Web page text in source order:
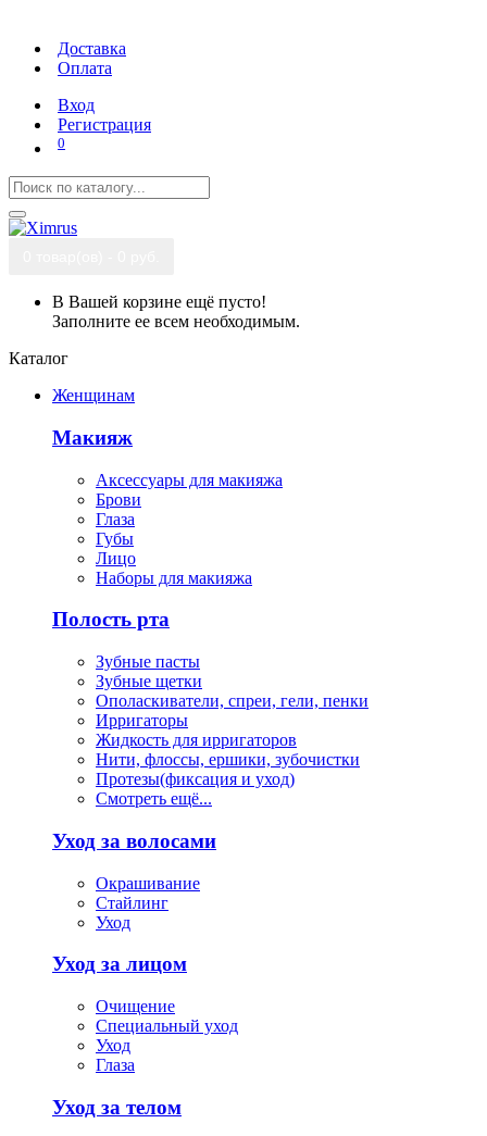
Доставка
Оплата
Вход
Регистрация
0
В Вашей корзине ещё пусто!
Заполните ее всем необходимым.
Каталог
Женщинам
Макияж
Аксессуары для макияжа
Брови
Глаза
Губы
Лицо
Наборы для макияжа
Полость рта
Зубные пасты
Зубные щетки
Ополаскиватели, спреи, гели, пенки
Ирригаторы
Жидкость для ирригаторов
Нити, флоссы, ершики, зубочистки
Протезы(фиксация и уход)
Смотреть ещё...
Уход за волосами
Окрашивание
Стайлинг
Уход
Уход за лицом
Очищение
Специальный уход
Уход
Глаза
Уход за телом